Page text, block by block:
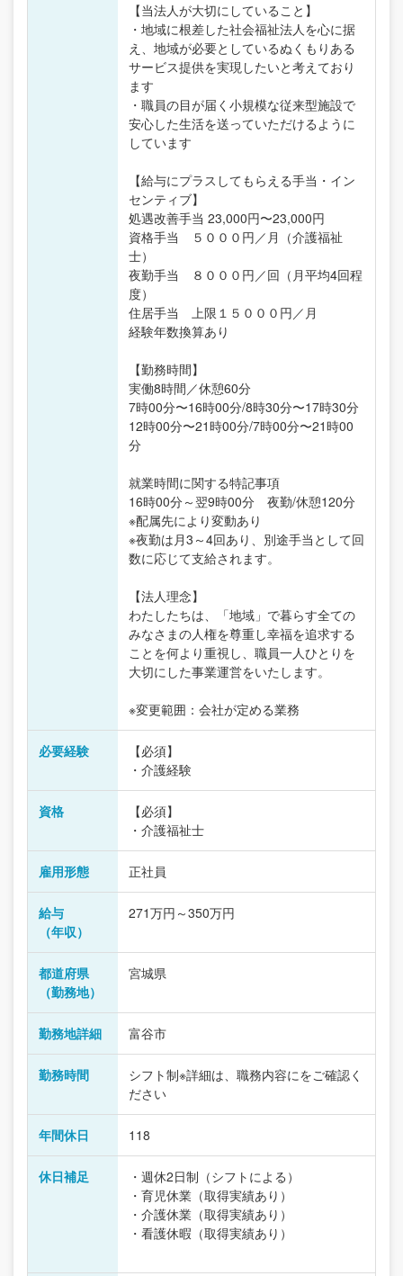
【当法人が大切にしていること】
・地域に根差した社会福祉法人を心に据
え、地域が必要としているぬくもりある
サービス提供を実現したいと考えており
ます
・職員の目が届く小規模な従来型施設で
安心した生活を送っていただけるように
しています
【給与にプラスしてもらえる手当・イン
センティブ】
処遇改善手当 23,000円〜23,000円
資格手当 ５０００円／月（介護福祉
士）
夜勤手当 ８０００円／回（月平均4回程
度）
住居手当 上限１５０００円／月
経験年数換算あり
【勤務時間】
実働8時間／休憩60分
7時00分〜16時00分/8時30分〜17時30分
12時00分〜21時00分/7時00分〜21時00
分
就業時間に関する特記事項
16時00分～翌9時00分 夜勤/休憩120分
※配属先により変動あり
※夜勤は月3～4回あり、別途手当として回
数に応じて支給されます。
【法人理念】
わたしたちは、「地域」で暮らす全ての
みなさまの人権を尊重し幸福を追求する
ことを何より重視し、職員一人ひとりを
大切にした事業運営をいたします。
※変更範囲：会社が定める業務
必要経験
【必須】
・介護経験
資格
【必須】
・介護福祉士
雇用形態 正社員
給与
（年収）
271万円～350万円
都道府県
（勤務地）
宮城県
勤務地詳細 富谷市
勤務時間
シフト制※詳細は、職務内容にをご確認く
ださい
年間休日 118
休日補足
・週休2日制（シフトによる）
・育児休業（取得実績あり）
・介護休業（取得実績あり）
・看護休暇（取得実績あり）